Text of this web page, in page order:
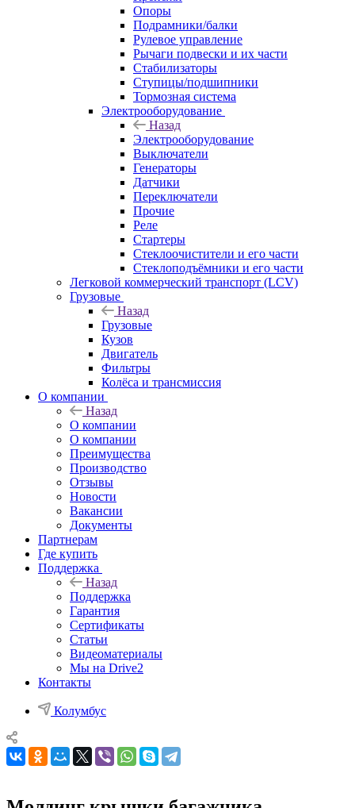
Опоры
Подрамники/балки
Рулевое управление
Рычаги подвески и их части
Стабилизаторы
Ступицы/подшипники
Тормозная система
Электрооборудование
Назад
Электрооборудование
Выключатели
Генераторы
Датчики
Переключатели
Прочие
Реле
Стартеры
Стеклоочистители и его части
Стеклоподъёмники и его части
Легковой коммерческий транспорт (LCV)
Грузовые
Назад
Грузовые
Кузов
Двигатель
Фильтры
Колёса и трансмиссия
О компании
Назад
О компании
О компании
Преимущества
Производство
Отзывы
Новости
Вакансии
Документы
Партнерам
Где купить
Поддержка
Назад
Поддержка
Гарантия
Сертификаты
Статьи
Видеоматериалы
Мы на Drive2
Контакты
Колумбус